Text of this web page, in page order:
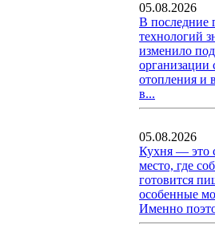
05.08.2026
В последние
технологий
изменило
организации
отопления и
в...
05.08.2026
Кухня — это
место, где
готовится
особенные
Именно